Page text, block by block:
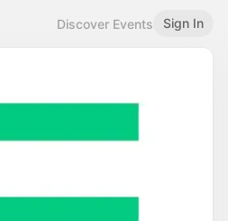
Discover Events Sign In